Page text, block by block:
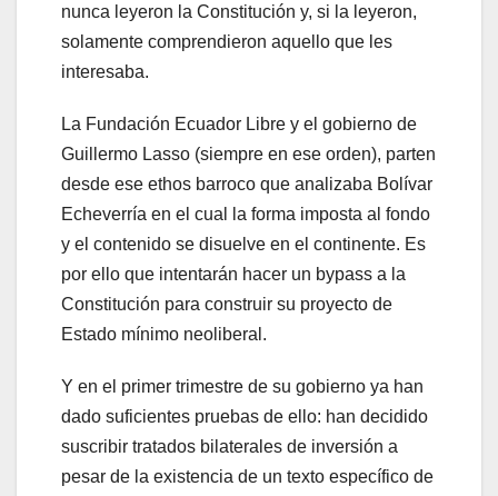
nunca leyeron la Constitución y, si la leyeron,
solamente comprendieron aquello que les
interesaba.
La Fundación Ecuador Libre y el gobierno de
Guillermo Lasso (siempre en ese orden), parten
desde ese ethos barroco que analizaba Bolívar
Echeverría en el cual la forma imposta al fondo
y el contenido se disuelve en el continente. Es
por ello que intentarán hacer un bypass a la
Constitución para construir su proyecto de
Estado mínimo neoliberal.
Y en el primer trimestre de su gobierno ya han
dado suficientes pruebas de ello: han decidido
suscribir tratados bilaterales de inversión a
pesar de la existencia de un texto específico de